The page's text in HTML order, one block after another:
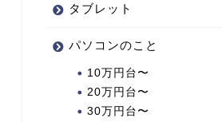
タブレット
パソコンのこと
10万円台〜
20万円台〜
30万円台〜